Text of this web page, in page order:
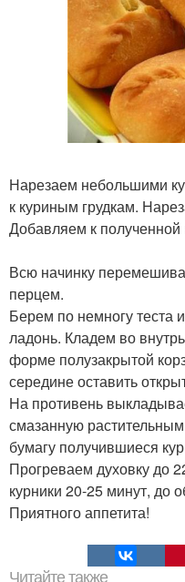
Нарезаем небольшими
к куриным грудкам.
Добавляем к полученной
Всю начинку
перцем.
Берем по немногу теста
ладонь. Кладем во
форме полузакрытой
середине оставить
На противень
смазанную
бумагу получившиеся
Прогреваем духовку до
курники 20-25 минут, до
Приятного аппетита!
Читайте также